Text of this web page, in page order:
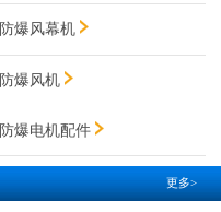
防爆风幕机
防爆风机
防爆电机配件
更多>